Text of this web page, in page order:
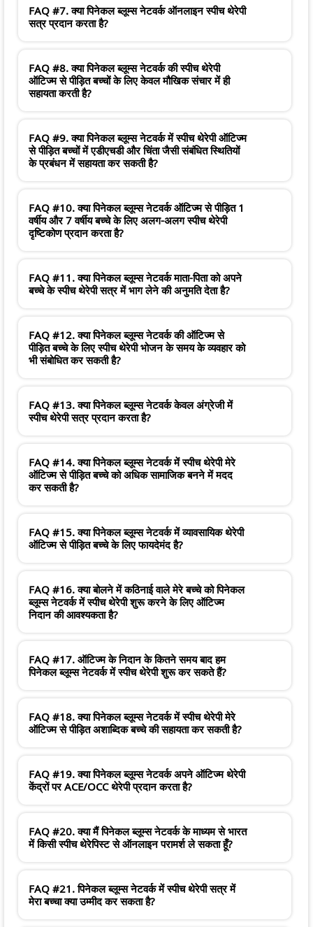
FAQ #7. क्या पिनेकल ब्लूम्स नेटवर्क ऑनलाइन स्पीच थेरेपी
सत्र प्रदान करता है?
FAQ #8. क्या पिनेकल ब्लूम्स नेटवर्क की स्पीच थेरेपी
ऑटिज्म से पीड़ित बच्चों के लिए केवल मौखिक संचार में ही
सहायता करती है?
FAQ #9. क्या पिनेकल ब्लूम्स नेटवर्क में स्पीच थेरेपी ऑटिज्म
से पीड़ित बच्चों में एडीएचडी और चिंता जैसी संबंधित स्थितियों
के प्रबंधन में सहायता कर सकती है?
FAQ #10. क्या पिनेकल ब्लूम्स नेटवर्क ऑटिज्म से पीड़ित 1
वर्षीय और 7 वर्षीय बच्चे के लिए अलग-अलग स्पीच थेरेपी
दृष्टिकोण प्रदान करता है?
FAQ #11. क्या पिनेकल ब्लूम्स नेटवर्क माता-पिता को अपने
बच्चे के स्पीच थेरेपी सत्र में भाग लेने की अनुमति देता है?
FAQ #12. क्या पिनेकल ब्लूम्स नेटवर्क की ऑटिज्म से
पीड़ित बच्चे के लिए स्पीच थेरेपी भोजन के समय के व्यवहार को
भी संबोधित कर सकती है?
FAQ #13. क्या पिनेकल ब्लूम्स नेटवर्क केवल अंग्रेजी में
स्पीच थेरेपी सत्र प्रदान करता है?
FAQ #14. क्या पिनेकल ब्लूम्स नेटवर्क में स्पीच थेरेपी मेरे
ऑटिज्म से पीड़ित बच्चे को अधिक सामाजिक बनने में मदद
कर सकती है?
FAQ #15. क्या पिनेकल ब्लूम्स नेटवर्क में व्यावसायिक थेरेपी
ऑटिज्म से पीड़ित बच्चे के लिए फायदेमंद है?
FAQ #16. क्या बोलने में कठिनाई वाले मेरे बच्चे को पिनेकल
ब्लूम्स नेटवर्क में स्पीच थेरेपी शुरू करने के लिए ऑटिज्म
निदान की आवश्यकता है?
FAQ #17. ऑटिज्म के निदान के कितने समय बाद हम
पिनेकल ब्लूम्स नेटवर्क में स्पीच थेरेपी शुरू कर सकते हैं?
FAQ #18. क्या पिनेकल ब्लूम्स नेटवर्क में स्पीच थेरेपी मेरे
ऑटिज्म से पीड़ित अशाब्दिक बच्चे की सहायता कर सकती है?
FAQ #19. क्या पिनेकल ब्लूम्स नेटवर्क अपने ऑटिज्म थेरेपी
केंद्रों पर ACE/OCC थेरेपी प्रदान करता है?
FAQ #20. क्या मैं पिनेकल ब्लूम्स नेटवर्क के माध्यम से भारत
में किसी स्पीच थेरेपिस्ट से ऑनलाइन परामर्श ले सकता हूँ?
FAQ #21. पिनेकल ब्लूम्स नेटवर्क में स्पीच थेरेपी सत्र में
मेरा बच्चा क्या उम्मीद कर सकता है?